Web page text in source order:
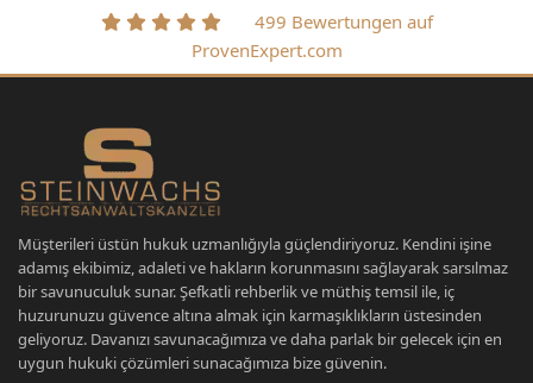
499 Bewertungen auf
ProvenExpert.com
Müşterileri üstün hukuk uzmanlığıyla güçlendiriyoruz. Kendini işine
adamış ekibimiz, adaleti ve hakların korunmasını sağlayarak sarsılmaz
bir savunuculuk sunar. Şefkatli rehberlik ve müthiş temsil ile, iç
huzurunuzu güvence altına almak için karmaşıklıkların üstesinden
geliyoruz. Davanızı savunacağımıza ve daha parlak bir gelecek için en
uygun hukuki çözümleri sunacağımıza bize güvenin.